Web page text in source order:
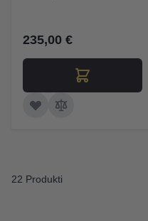
235,00 €
22 Produkti